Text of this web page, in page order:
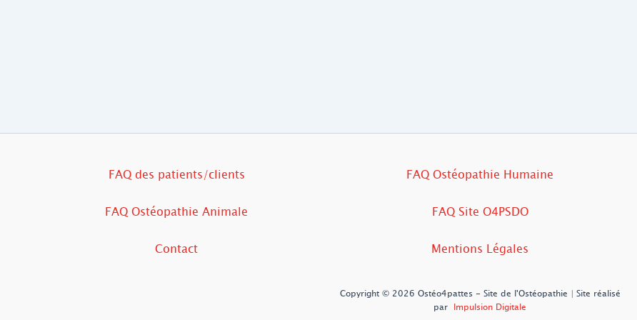
FAQ des patients/clients
FAQ Ostéopathie Animale
Contact
FAQ Ostéopathie Humaine
FAQ Site O4PSDO
Mentions Légales
Copyright © 2026 Ostéo4pattes - Site de l'Ostéopathie | Site réalisé
par Impulsion Digitale